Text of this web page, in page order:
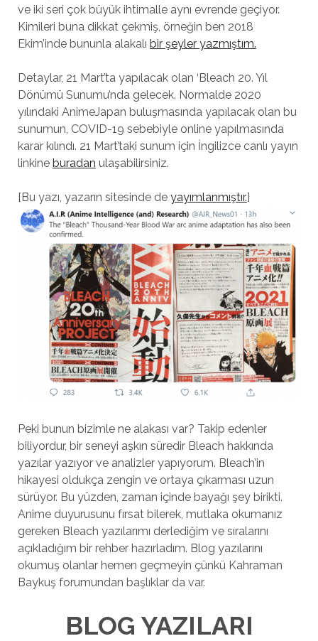
ve iki seri çok büyük ihtimalle aynı evrende geçiyor.
Kimileri buna dikkat çekmiş, örneğin ben 2018
Ekim’inde bununla alakalı bir şeyler yazmıştım.
Detaylar, 21 Mart’ta yapılacak olan ‘Bleach 20. Yıl
Dönümü Sunumu’nda gelecek. Normalde 2020
yılındaki AnimeJapan buluşmasında yapılacak olan bu
sunumun, COVID-19 sebebiyle online yapılmasında
karar kılındı. 21 Mart’taki sunum için İngilizce canlı yayın
linkine buradan ulaşabilirsiniz.
[Bu yazı, yazarın sitesinde de yayımlanmıştır.]
Peki bunun bizimle ne alakası var? Takip edenler
biliyordur, bir seneyi aşkın süredir Bleach hakkında
yazılar yazıyor ve analizler yapıyorum. Bleach’in
hikayesi oldukça zengin ve ortaya çıkarması uzun
sürüyor. Bu yüzden, zaman içinde bayağı şey birikti.
Anime duyurusunu fırsat bilerek, mutlaka okumanız
gereken Bleach yazılarımı derlediğim ve sıralarını
açıkladığım bir rehber hazırladım. Blog yazılarını
okumuş olanlar hemen geçmeyin çünkü Kahraman
Baykuş forumundan başlıklar da var.
BLOG YAZILARI